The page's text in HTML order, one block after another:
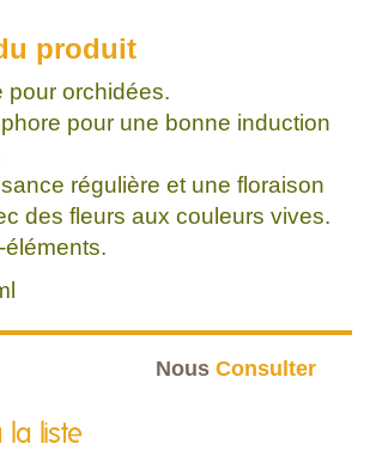
produit
pour orchidées.
pour une bonne induction
régulière et une floraison
des fleurs aux couleurs vives.
Nous Consulter
la liste